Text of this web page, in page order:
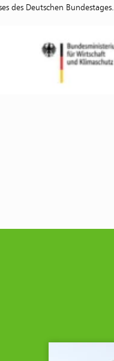
des Deutschen Bundestages.